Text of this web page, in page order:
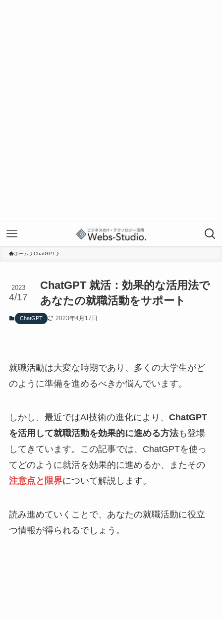
ホーム ChatGPT
ChatGPT 就活：効果的な活用法で
あなたの就職活動をサポート
2023
4/17
ChatGPT 2023年4月17日
就職活動は大変な時期であり、多くの大学生がど
のように準備を進めるべきか悩んでいます。
しかし、最近ではAI技術の進化により、 ChatGPT
を活用して就職活動を効果的に進める方法も登場
してきています。この記事では、ChatGPTを使っ
てどのように就活を効果的に進めるか、またその
注意点と限界について解説します。
読み進めていくことで、あなたの就職活動に役立
つ情報が得られるでしょう。